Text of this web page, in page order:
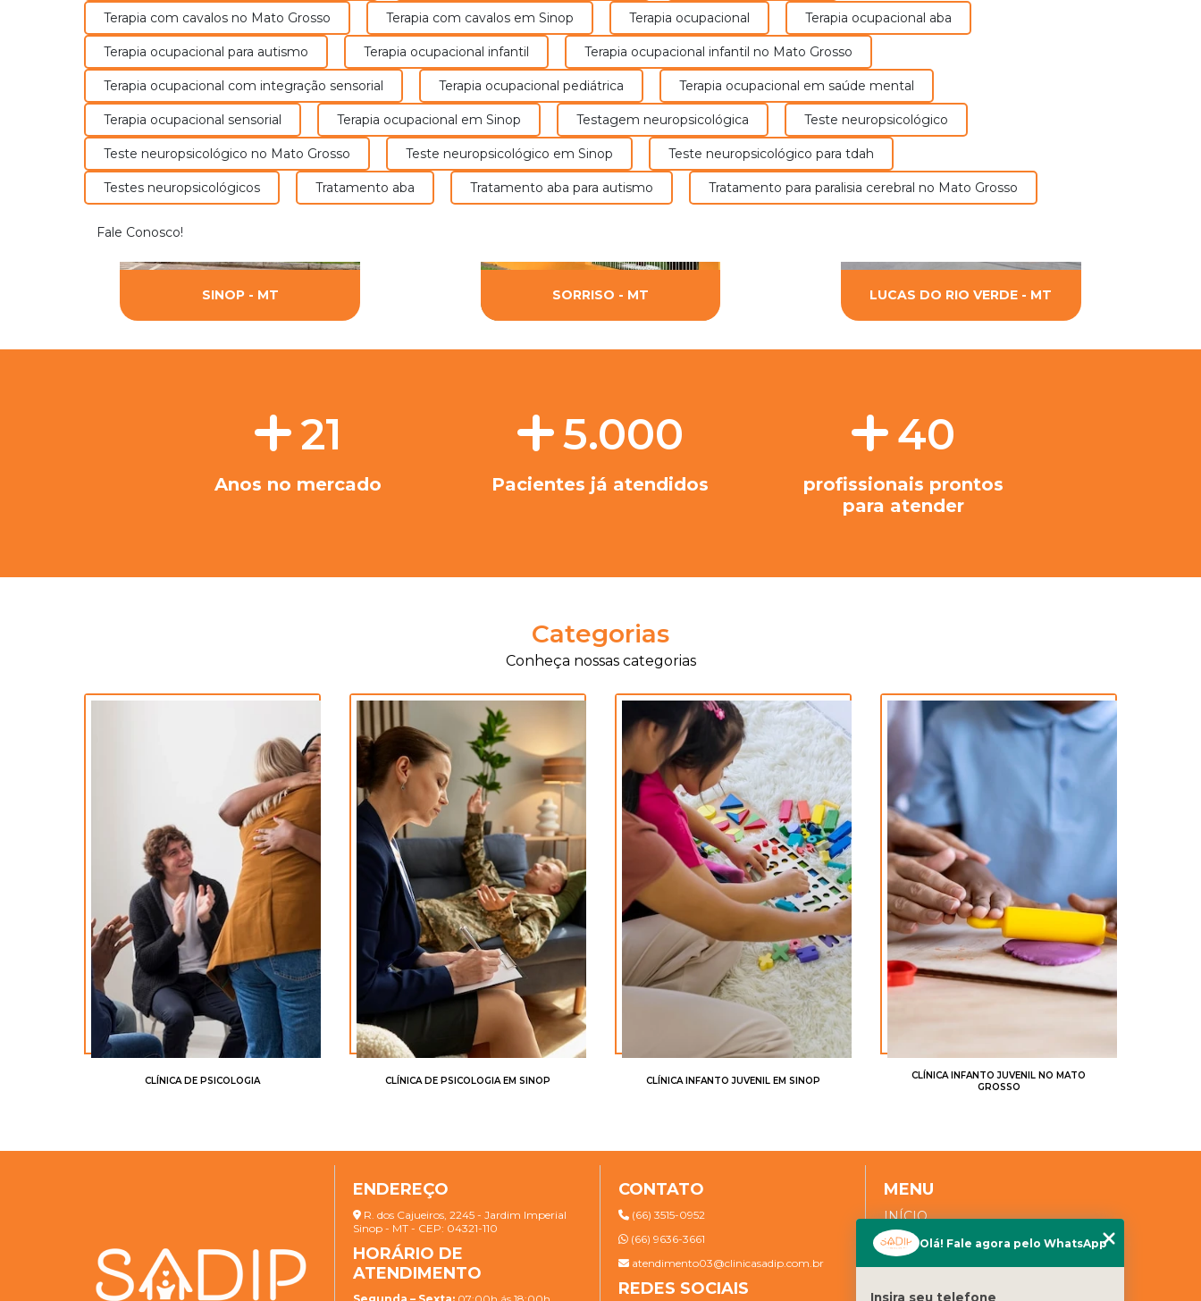
Terapia com cavalos no Mato Grosso Terapia com cavalos em Sinop Terapia ocupacional Terapia ocupacional aba
Terapia ocupacional para autismo Terapia ocupacional infantil Terapia ocupacional infantil no Mato Grosso
Terapia ocupacional com integração sensorial Terapia ocupacional pediátrica Terapia ocupacional em saúde mental
Terapia ocupacional sensorial Terapia ocupacional em Sinop Testagem neuropsicológica Teste neuropsicológico
Teste neuropsicológico no Mato Grosso Teste neuropsicológico em Sinop Teste neuropsicológico para tdah
Testes neuropsicológicos Tratamento aba Tratamento aba para autismo Tratamento para paralisia cerebral no Mato Grosso
Fale Conosco!
Contamos com 3 unidades para melhor atender!
SINOP - MT SORRISO - MT LUCAS DO RIO VERDE - MT
21
Anos no mercado
5.000
Pacientes já atendidos
40
profissionais prontos
para atender
Categorias
Conheça nossas categorias
CLÍNICA DE PSICOLOGIA CLÍNICA DE PSICOLOGIA EM SINOP CLÍNICA INFANTO JUVENIL EM SINOP
CLÍNICA INFANTO JUVENIL NO MATO
GROSSO
ENDEREÇO
R. dos Cajueiros, 2245 - Jardim Imperial
Sinop - MT - CEP: 04321-110
HORÁRIO DE
ATENDIMENTO
CONTATO
(66) 3515-0952
(66) 9636-3661
atendimento03@clinicasadip.com.br
REDES SOCIAIS
MENU
INÍCIO
SOBRE NÓS
ESPECIALIDADES
BLOG
Olá! Fale agora pelo WhatsApp
Insira seu telefone